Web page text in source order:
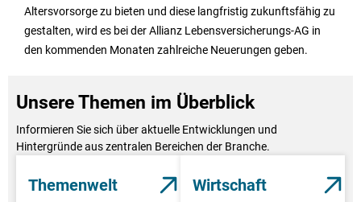
Altersvorsorge zu bieten und diese langfristig zukunftsfähig zu
gestalten, wird es bei der Allianz Lebensversicherungs-AG in
den kommenden Monaten zahlreiche Neuerungen geben.
Unsere Themen im Überblick
Informieren Sie sich über aktuelle Entwicklungen und
Hintergründe aus zentralen Bereichen der Branche.
Themenwelt Wirtschaft